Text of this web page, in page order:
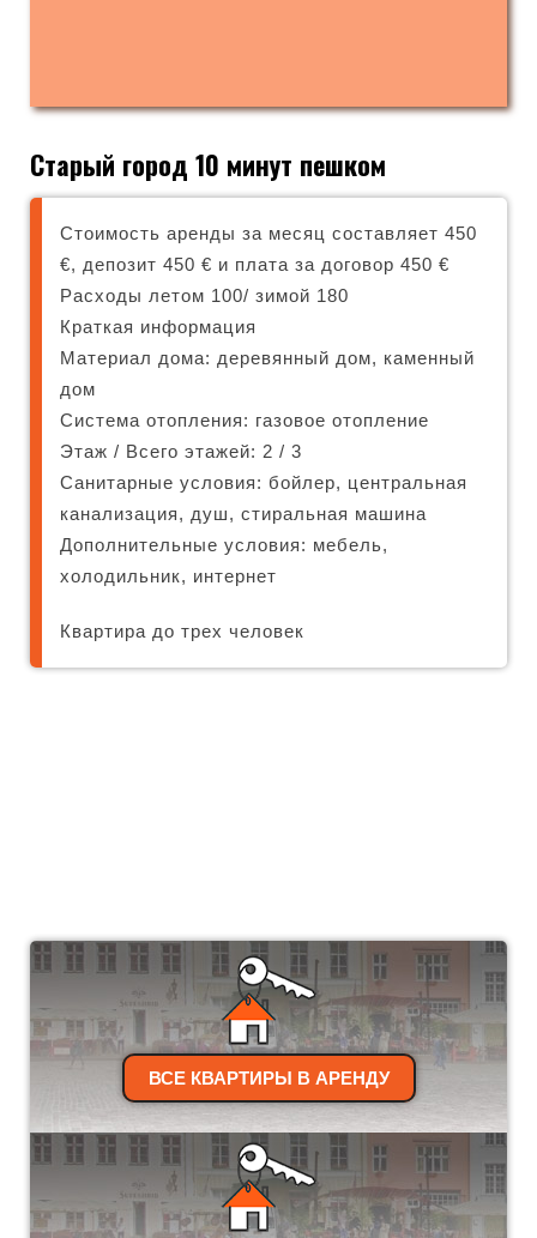
Старый город 10 минут пешком
Стоимость аренды за месяц составляет 450
€, депозит 450 € и плата за договор 450 €
Расходы летом 100/ зимой 180
Краткая информация
Mатериал дома: деревянный дом, каменный
дом
Система отопления: газовое отопление
Этаж / Всего этажей: 2 / 3
Санитарные условия: бойлер, центральная
канализация, душ, стиральная машина
Дополнительные условия: мебель,
холодильник, интернет
Квартира до трех человек
ВСЕ КВАРТИРЫ В АРЕНДУ